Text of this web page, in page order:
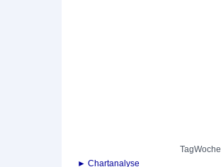
TagWoche
► Chartanalyse